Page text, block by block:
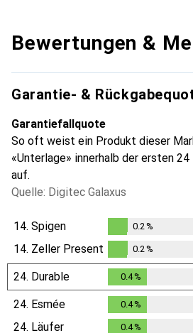
Bewertungen &
Garantie- &
Garantiefallquote
So oft weist ein Produkt dieser
«Unterlage» innerhalb der ersten
auf.
Quelle: Digitec Galaxus
14. Spigen
0.2%
0.2 %
14. Zeller Present
0.2%
0.2 %
24. Durable 0.4%
24. Esmée 0.4%
24. Läufer 0.4%